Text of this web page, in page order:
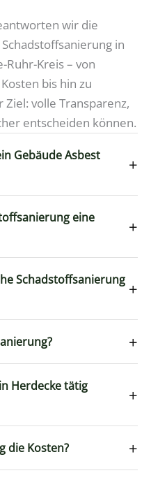
wir die
in
Ruhr-Kreis – von
bis hin zu
volle Transparenz,
entscheiden können.
Gebäude Asbest
+
eine
+
Schadstoffsanierung +
+
Herdecke tätig
+
die Kosten? +